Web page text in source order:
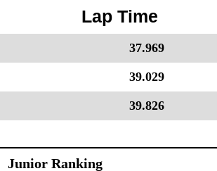
Lap Time
37.969
39.029
39.826
Junior Ranking